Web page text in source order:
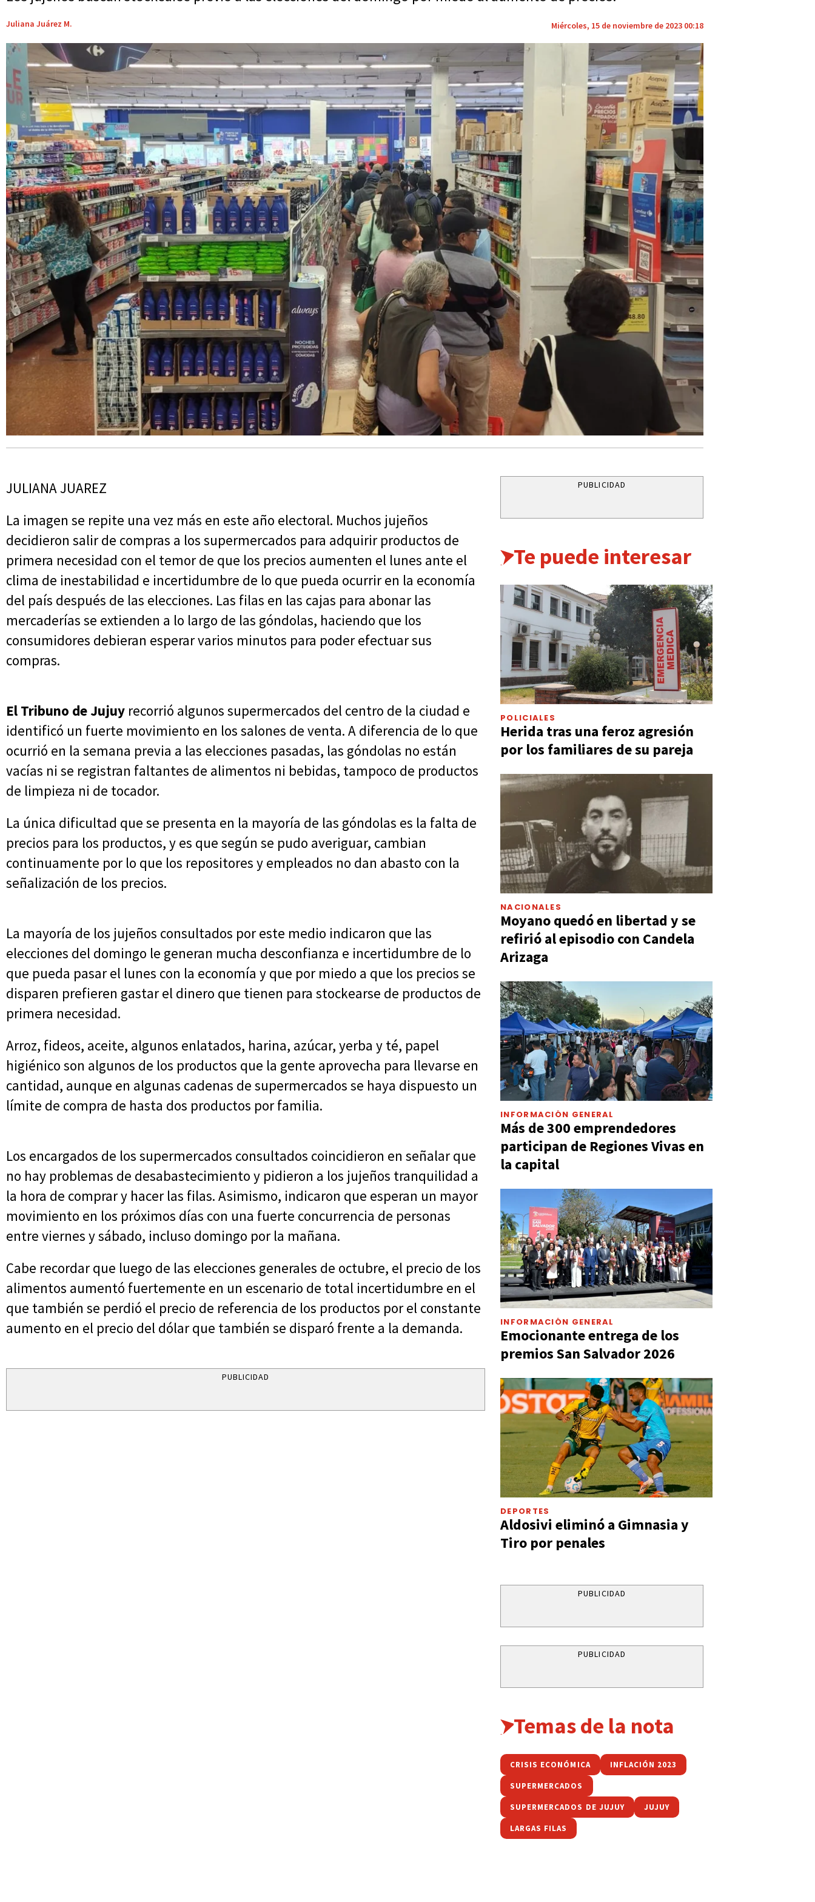
Juliana Juárez M. Miércoles, 15 de noviembre de 2023 00:18
JULIANA JUAREZ
La imagen se repite una vez más en este año electoral. Muchos jujeños
decidieron salir de compras a los supermercados para adquirir productos de
primera necesidad con el temor de que los precios aumenten el lunes ante el
clima de inestabilidad e incertidumbre de lo que pueda ocurrir en la economía
del país después de las elecciones. Las filas en las cajas para abonar las
mercaderías se extienden a lo largo de las góndolas, haciendo que los
consumidores debieran esperar varios minutos para poder efectuar sus
compras.
El Tribuno de Jujuy recorrió algunos supermercados del centro de la ciudad e
identificó un fuerte movimiento en los salones de venta. A diferencia de lo que
ocurrió en la semana previa a las elecciones pasadas, las góndolas no están
vacías ni se registran faltantes de alimentos ni bebidas, tampoco de productos
de limpieza ni de tocador.
La única dificultad que se presenta en la mayoría de las góndolas es la falta de
precios para los productos, y es que según se pudo averiguar, cambian
continuamente por lo que los repositores y empleados no dan abasto con la
señalización de los precios.
La mayoría de los jujeños consultados por este medio indicaron que las
elecciones del domingo le generan mucha desconfianza e incertidumbre de lo
que pueda pasar el lunes con la economía y que por miedo a que los precios se
disparen prefieren gastar el dinero que tienen para stockearse de productos de
primera necesidad.
Arroz, fideos, aceite, algunos enlatados, harina, azúcar, yerba y té, papel
higiénico son algunos de los productos que la gente aprovecha para llevarse en
cantidad, aunque en algunas cadenas de supermercados se haya dispuesto un
límite de compra de hasta dos productos por familia.
Los encargados de los supermercados consultados coincidieron en señalar que
no hay problemas de desabastecimiento y pidieron a los jujeños tranquilidad a
la hora de comprar y hacer las filas. Asimismo, indicaron que esperan un mayor
movimiento en los próximos días con una fuerte concurrencia de personas
entre viernes y sábado, incluso domingo por la mañana.
Cabe recordar que luego de las elecciones generales de octubre, el precio de los
alimentos aumentó fuertemente en un escenario de total incertidumbre en el
que también se perdió el precio de referencia de los productos por el constante
aumento en el precio del dólar que también se disparó frente a la demanda.
PUBLICIDAD
PUBLICIDAD
Te puede interesar
POLICIALES
Herida tras una feroz agresión
por los familiares de su pareja
NACIONALES
Moyano quedó en libertad y se
refirió al episodio con Candela
Arizaga
INFORMACIÓN GENERAL
Más de 300 emprendedores
participan de Regiones Vivas en
la capital
INFORMACIÓN GENERAL
Emocionante entrega de los
premios San Salvador 2026
DEPORTES
Aldosivi eliminó a Gimnasia y
Tiro por penales
PUBLICIDAD
PUBLICIDAD
Temas de la nota
CRISIS ECONÓMICA INFLACIÓN 2023
SUPERMERCADOS
SUPERMERCADOS DE JUJUY JUJUY
LARGAS FILAS